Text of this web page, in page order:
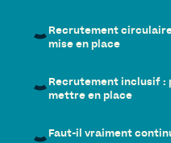
Recrutement
mise en place
Recrutement inclusif :
mettre en place
Faut-il vraiment